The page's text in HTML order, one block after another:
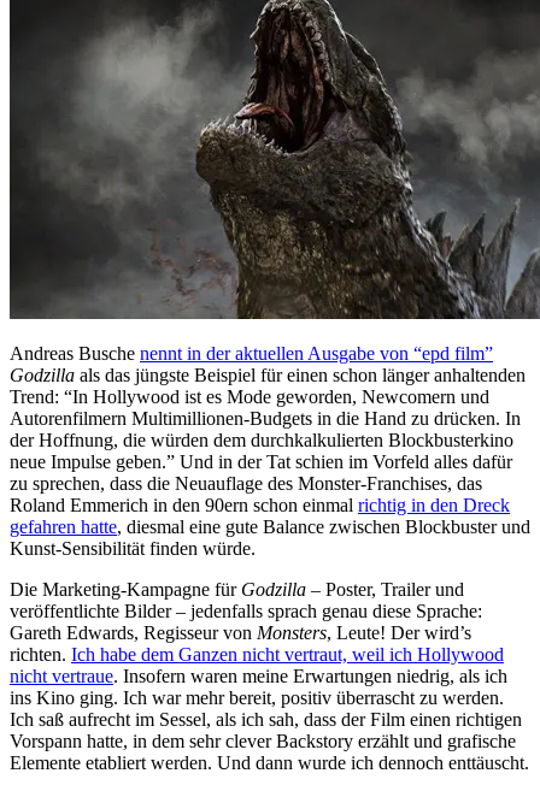
Andreas Busche nennt in der aktuellen Ausgabe von “epd film”
Godzilla als das jüngste Beispiel für einen schon länger anhaltenden
Trend: “In Hollywood ist es Mode geworden, Newcomern und
Autorenfilmern Multimillionen-Budgets in die Hand zu drücken. In
der Hoffnung, die würden dem durchkalkulierten Blockbusterkino
neue Impulse geben.” Und in der Tat schien im Vorfeld alles dafür
zu sprechen, dass die Neuauflage des Monster-Franchises, das
Roland Emmerich in den 90ern schon einmal richtig in den Dreck
gefahren hatte, diesmal eine gute Balance zwischen Blockbuster und
Kunst-Sensibilität finden würde.
Die Marketing-Kampagne für Godzilla – Poster, Trailer und
veröffentlichte Bilder – jedenfalls sprach genau diese Sprache:
Gareth Edwards, Regisseur von Monsters, Leute! Der wird’s
richten. Ich habe dem Ganzen nicht vertraut, weil ich Hollywood
nicht vertraue. Insofern waren meine Erwartungen niedrig, als ich
ins Kino ging. Ich war mehr bereit, positiv überrascht zu werden.
Ich saß aufrecht im Sessel, als ich sah, dass der Film einen richtigen
Vorspann hatte, in dem sehr clever Backstory erzählt und grafische
Elemente etabliert werden. Und dann wurde ich dennoch enttäuscht.